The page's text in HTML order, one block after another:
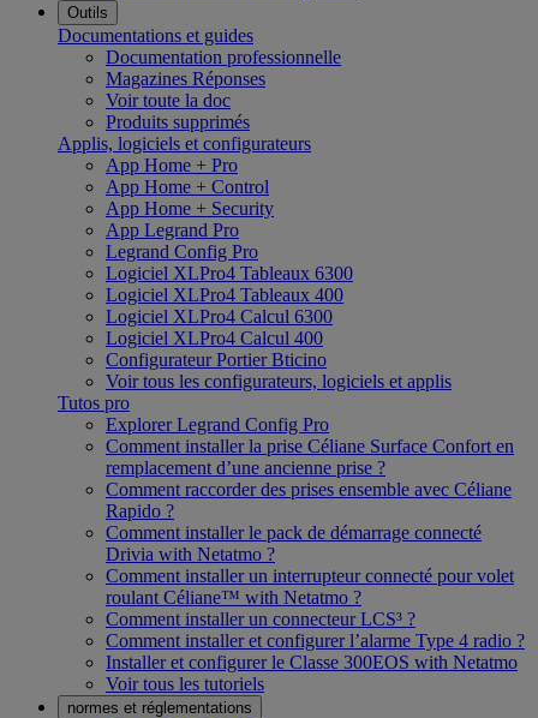
Outils
Documentations et guides
Documentation professionnelle
Magazines Réponses
Voir toute la doc
Produits supprimés
Applis, logiciels et configurateurs
App Home + Pro
App Home + Control
App Home + Security
App Legrand Pro
Legrand Config Pro
Logiciel XLPro4 Tableaux 6300
Logiciel XLPro4 Tableaux 400
Logiciel XLPro4 Calcul 6300
Logiciel XLPro4 Calcul 400
Configurateur Portier Bticino
Voir tous les configurateurs, logiciels et applis
Tutos pro
Explorer Legrand Config Pro
Comment installer la prise Céliane Surface Confort en
remplacement d’une ancienne prise ?
Comment raccorder des prises ensemble avec Céliane
Rapido ?
Comment installer le pack de démarrage connecté
Drivia with Netatmo ?
Comment installer un interrupteur connecté pour volet
roulant Céliane™ with Netatmo ?
Comment installer un connecteur LCS³ ?
Comment installer et configurer l’alarme Type 4 radio ?
Installer et configurer le Classe 300EOS with Netatmo
Voir tous les tutoriels
normes et réglementations